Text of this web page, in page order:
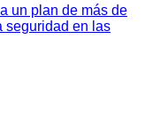
un plan de más de
seguridad en las